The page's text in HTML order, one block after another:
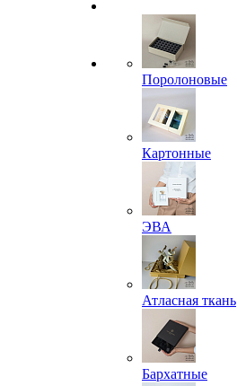
Поролоновые
Картонные
ЭВА
Атласная ткань
Бархатные